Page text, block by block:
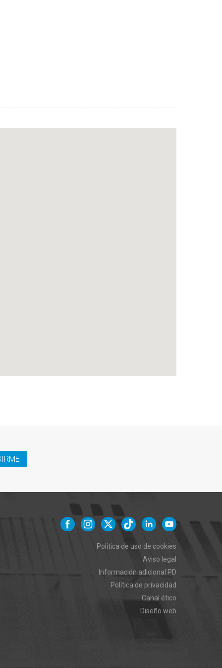
Política de uso de cookies
Aviso legal
Información adicional PD
Política de privacidad
Canal ético
Diseño web